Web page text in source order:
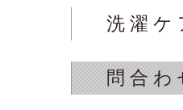
洗 濯 ケ
問 合